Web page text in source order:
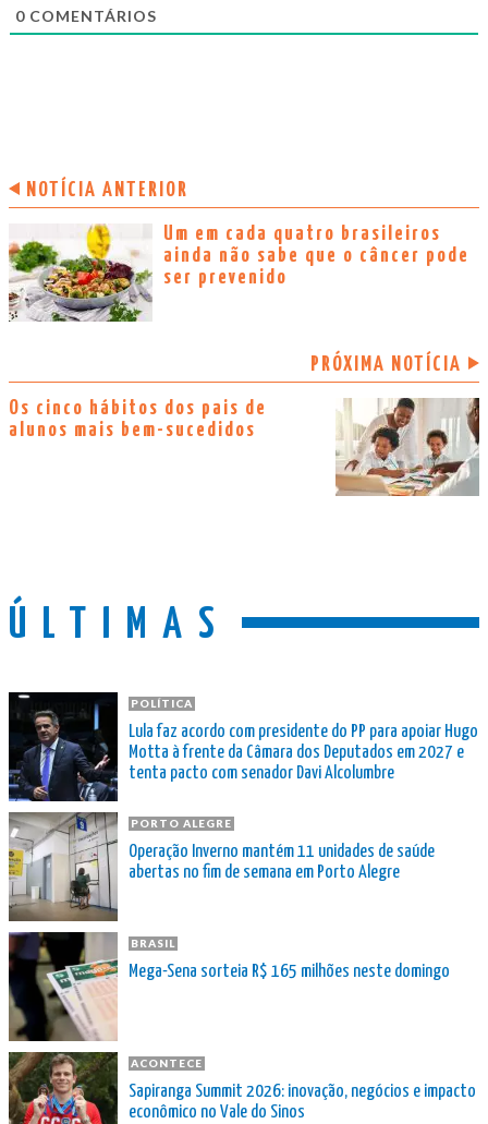
0 COMENTÁRIOS
NOTÍCIA ANTERIOR
Um em cada quatro brasileiros
ainda não sabe que o câncer pode
ser prevenido
PRÓXIMA NOTÍCIA
Os cinco hábitos dos pais de
alunos mais bem-sucedidos
ÚLTIMAS
POLÍTICA
Lula faz acordo com presidente do PP para apoiar Hugo
Motta à frente da Câmara dos Deputados em 2027 e
tenta pacto com senador Davi Alcolumbre
PORTO ALEGRE
Operação Inverno mantém 11 unidades de saúde
abertas no fim de semana em Porto Alegre
BRASIL
Mega-Sena sorteia R$ 165 milhões neste domingo
ACONTECE
Sapiranga Summit 2026: inovação, negócios e impacto
econômico no Vale do Sinos